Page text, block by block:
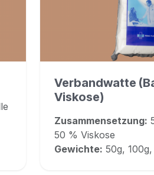
Verbandwatte
Viskose)
Zusammensetzung:
50 % Viskose
Gewichte: 50g,